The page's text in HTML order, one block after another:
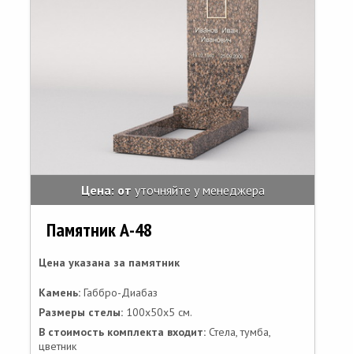
Цена: от уточняйте у менеджера
Памятник А-48
Цена указана за памятник
Камень: Габбро-Диабаз
Размеры стелы: 100х50х5 см.
В стоимость комплекта входит: Стела, тумба,
цветник